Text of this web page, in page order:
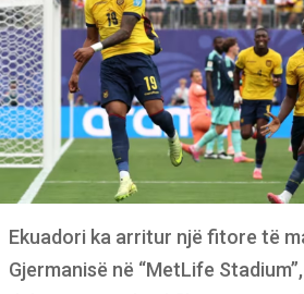
Ekuadori ka arritur një fitore të
Gjermanisë në “MetLife